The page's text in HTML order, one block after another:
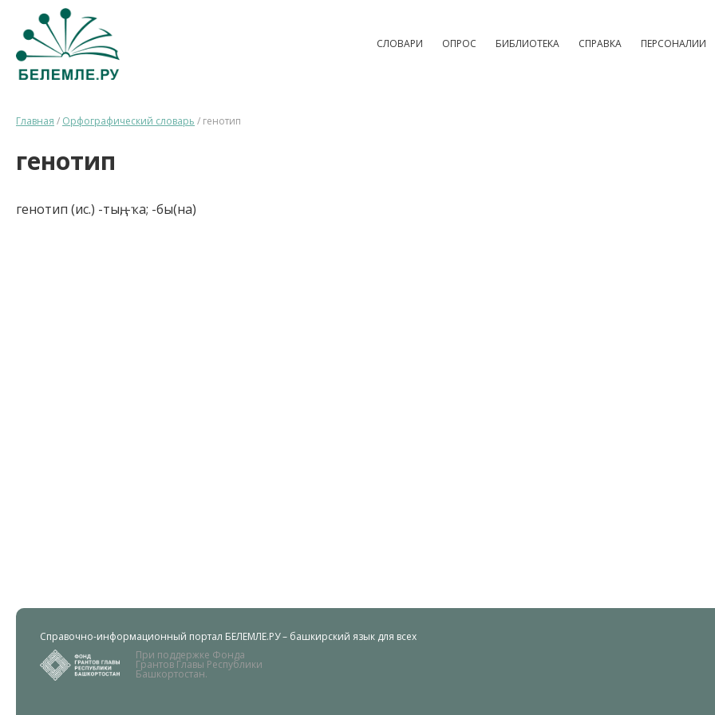
СЛОВАРИ ОПРОС БИБЛИОТЕКА СПРАВКА ПЕРСОНАЛИИ
Главная / Орфографический словарь / генотип
генотип
генотип (ис.) -тың, -ҡа; -бы(на)
Справочно-информационный портал БЕЛЕМЛЕ.РУ – башкирский язык для всех
При поддержке Фонда
Грантов Главы Республики
Башкортостан.